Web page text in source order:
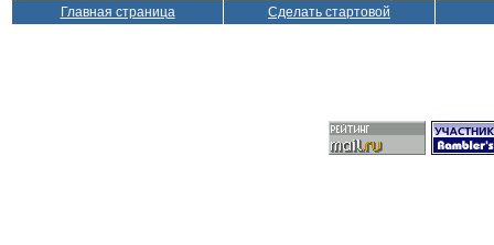
Главная страница Сделать стартовой